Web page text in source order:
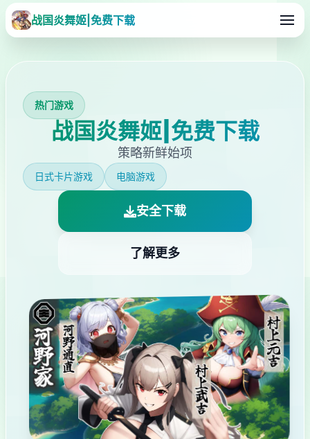
战国炎舞姬|免费下载
热门游戏
战国炎舞姬|免费下载
策略新鲜始项
日式卡片游戏 电脑游戏
安全下载
了解更多